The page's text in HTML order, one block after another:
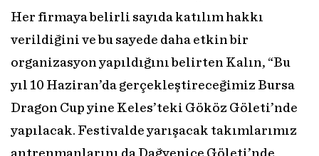
Her firmaya belirli sayıda katılım hakkı
verildiğini ve bu sayede daha etkin bir
organizasyon yapıldığını belirten Kalın, “Bu
yıl 10 Haziran’da gerçekleştireceğimiz Bursa
Dragon Cup yine Keles’teki Gököz Göleti’nde
yapılacak. Festivalde yarışacak takımlarımız